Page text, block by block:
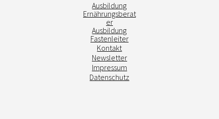
Ausbildung
Ernährungsberat
er
Ausbildung
Fastenleiter
Kontakt
Newsletter
Impressum
Datenschutz